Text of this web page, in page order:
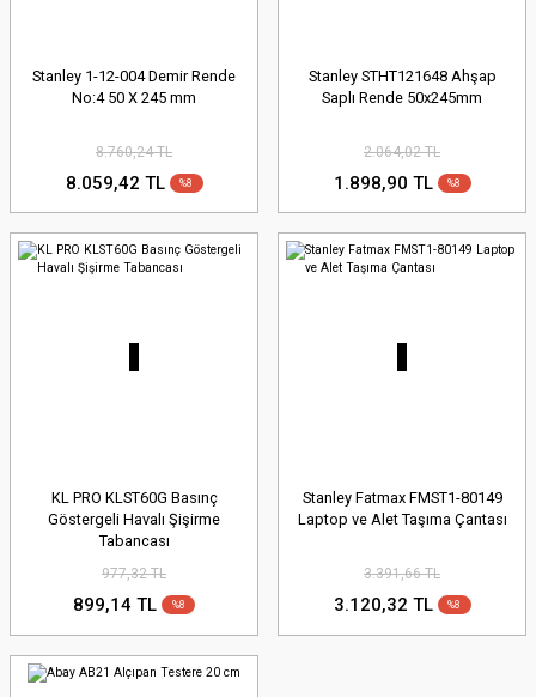
Stanley 1-12-004 Demir Rende
No:4 50 X 245 mm
8.760,24 TL
8.059,42 TL %8
Stanley STHT121648 Ahşap
Saplı Rende 50x245mm
2.064,02 TL
1.898,90 TL %8
KL PRO KLST60G Basınç
Göstergeli Havalı Şişirme
Tabancası
977,32 TL
899,14 TL %8
Stanley Fatmax FMST1-80149
Laptop ve Alet Taşıma Çantası
3.391,66 TL
3.120,32 TL %8